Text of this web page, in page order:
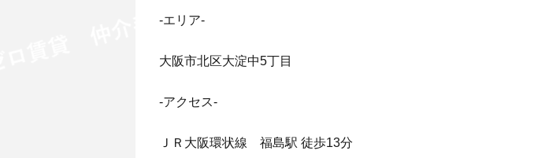
-エリア-
大阪市北区大淀中5丁目
-アクセス-
ＪＲ大阪環状線 福島駅 徒歩13分